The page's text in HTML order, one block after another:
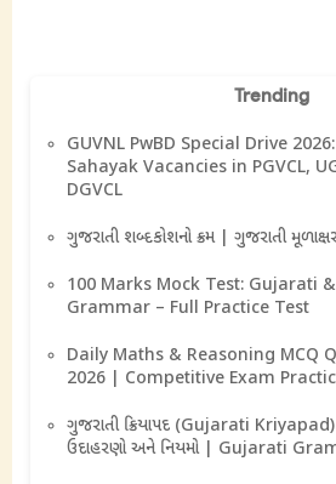
Trending
GUVNL PwBD Special Drive
Sahayak Vacancies in PGVCL,
DGVCL
ગુજરાતી શબ્દકોશનો ક્રમ | ગુજરાતી મૂળાક્ષર
100 Marks Mock Test: Gujarati
Grammar – Full Practice Test
Daily Maths & Reasoning MCQ
2026 | Competitive Exam
ગુજરાતી ક્રિયાપદ (Gujarati Kriyapad) |
ઉદાહરણો અને નિયમો | Gujarati